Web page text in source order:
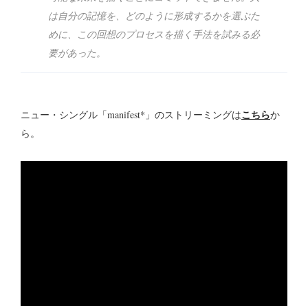
は自分の記憶を、どのように形成するかを選ぶた
めに、この回想のプロセスを描く手法を試みる必
要があった。
ニュー・シングル「manifest*」のストリーミングはこちらか
ら。